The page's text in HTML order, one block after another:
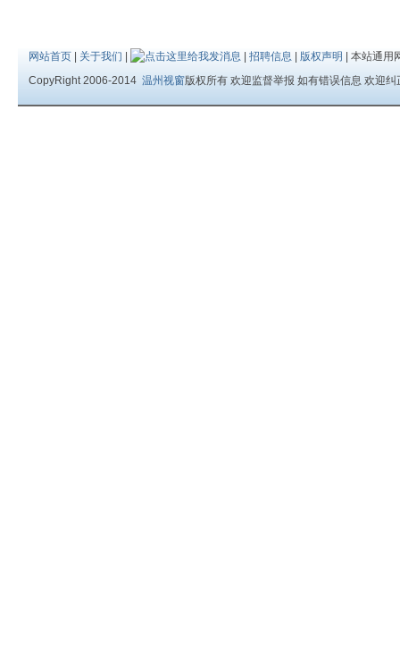
网站首页 | 关于我们 | | 招聘信息 | 版权声明 | 本站通用
CopyRight 2006-2014 温州视窗版权所有 欢迎监督举报 如有错误信息 欢迎纠